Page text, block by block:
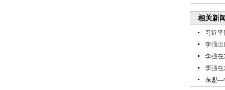
相关新
习近
李强
李强
李强
东盟—